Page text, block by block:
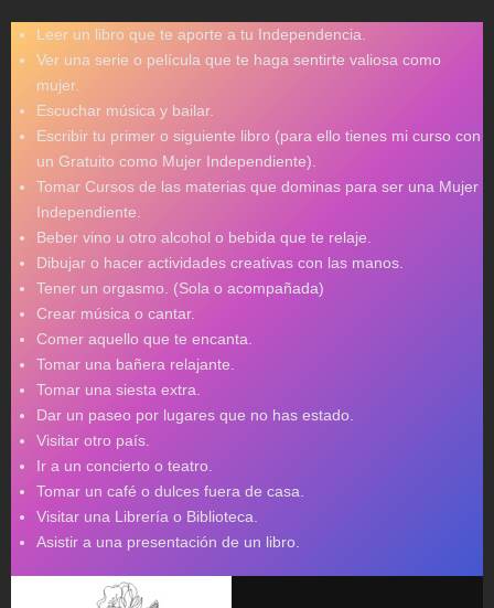
Leer un libro que te aporte a tu Independencia.
Ver una serie o película que te haga sentirte valiosa como
mujer.
Escuchar música y bailar.
Escribir tu primer o siguiente libro (para ello tienes mi curso con
un Gratuito como Mujer Independiente).
Tomar Cursos de las materias que dominas para ser una Mujer
Independiente.
Beber vino u otro alcohol o bebida que te relaje.
Dibujar o hacer actividades creativas con las manos.
Tener un orgasmo. (Sola o acompañada)
Crear música o cantar.
Comer aquello que te encanta.
Tomar una bañera relajante.
Tomar una siesta extra.
Dar un paseo por lugares que no has estado.
Visitar otro país.
Ir a un concierto o teatro.
Tomar un café o dulces fuera de casa.
Visitar una Librería o Biblioteca.
Asistir a una presentación de un libro.